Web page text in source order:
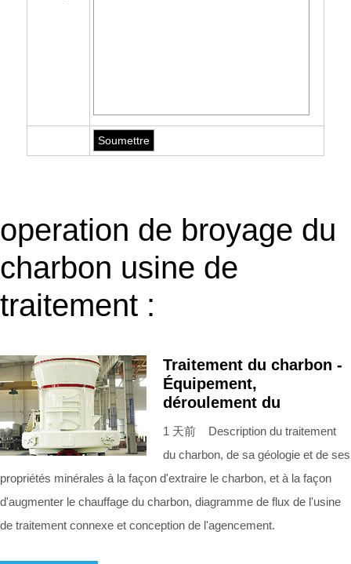
operation de broyage du
charbon usine de
traitement :
Traitement du charbon -
Équipement,
déroulement du
1 天前 Description du traitement
du charbon, de sa géologie et de ses
propriétés minérales à la façon d'extraire le charbon, et à la façon
d'augmenter le chauffage du charbon, diagramme de flux de l'usine
de traitement connexe et conception de l'agencement.